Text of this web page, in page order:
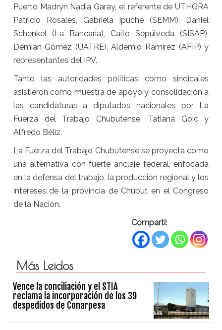
Puerto Madryn Nadia Garay, el referente de UTHGRA
Patricio Rosales, Gabriela Ipuche (SEMM), Daniel
Schenkel (La Bancaria), Caito Sepúlveda (SISAP),
Demian Gómez (UATRE), Aldemio Ramírez (AFIP) y
representantes del IPV.
Tanto las autoridades políticas como sindicales
asistieron como muestra de apoyo y consolidación a
las candidaturas a diputados nacionales por La
Fuerza del Trabajo Chubutense, Tatiana Goic y
Alfredo Béliz.
La Fuerza del Trabajo Chubutense se proyecta como
una alternativa con fuerte anclaje federal, enfocada
en la defensa del trabajo, la producción regional y los
intereses de la provincia de Chubut en el Congreso
de la Nación.
Compartí:
Más Leidos
Vence la conciliación y el STIA
reclama la incorporación de los 39
despedidos de Conarpesa